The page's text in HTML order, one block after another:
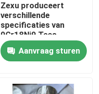
Zexu produceert
verschillende
specificaties van
0Cr18Ni9 Tees
Aanvraag sturen